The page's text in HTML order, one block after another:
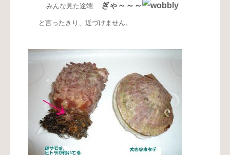
みんな見た途端 ぎゃ～～～
と言ったきり、近づけません。